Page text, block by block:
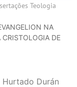
Teologia
NA
DE
Durán